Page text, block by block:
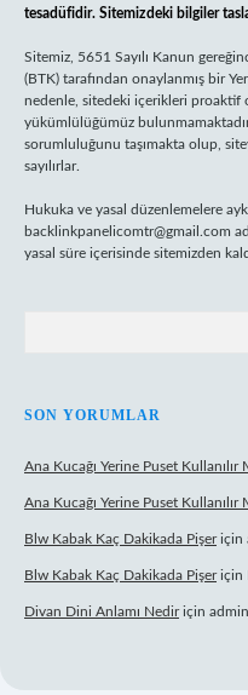
tesadüfidir. Sitemizdeki bilgiler
Sitemiz, 5651 Sayılı Kanun
(BTK) tarafından onaylanmış bir
nedenle, sitedeki içerikleri proaktif
yükümlülüğümüz
sorumluluğunu taşımakta olup,
sayılırlar.
Hukuka ve yasal düzenlemelere
backlinkpanelicomtr@gmail.com
yasal süre içerisinde sitemizden
SON YORUMLAR
Ana Kucağı Yerine Puset Kullanılır
Ana Kucağı Yerine Puset Kullanılır
Blw Kabak Kaç Dakikada Pişeriçin
Blw Kabak Kaç Dakikada Pişeriçin
Divan Dini Anlamı Nediriçin admin